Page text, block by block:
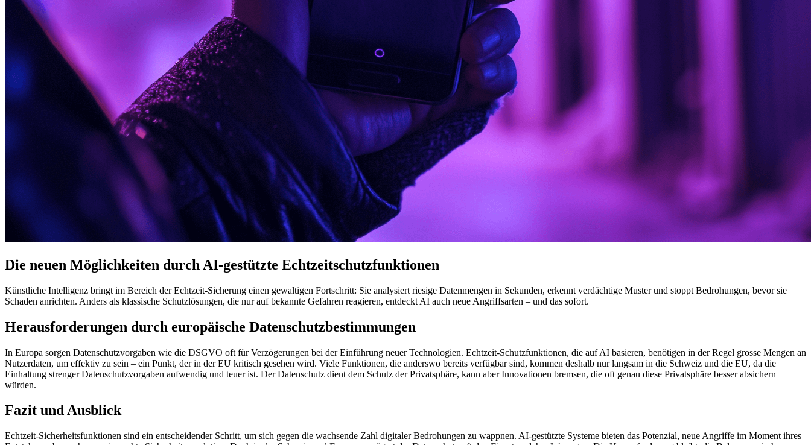
Die neuen Möglichkeiten durch AI-gestützte Echtzeitschutzfunktionen
Künstliche Intelligenz bringt im Bereich der Echtzeit-Sicherung einen gewaltigen Fortschritt: Sie analysiert riesige Datenmengen in Sekunden, erkennt verdächtige Muster und stoppt Bedrohungen, bevor sie
Schaden anrichten. Anders als klassische Schutzlösungen, die nur auf bekannte Gefahren reagieren, entdeckt AI auch neue Angriffsarten – und das sofort.
Herausforderungen durch europäische Datenschutzbestimmungen
In Europa sorgen Datenschutzvorgaben wie die DSGVO oft für Verzögerungen bei der Einführung neuer Technologien. Echtzeit-Schutzfunktionen, die auf AI basieren, benötigen in der Regel grosse Mengen an
Nutzerdaten, um effektiv zu sein – ein Punkt, der in der EU kritisch gesehen wird. Viele Funktionen, die anderswo bereits verfügbar sind, kommen deshalb nur langsam in die Schweiz und die EU, da die
Einhaltung strenger Datenschutzvorgaben aufwendig und teuer ist. Der Datenschutz dient dem Schutz der Privatsphäre, kann aber Innovationen bremsen, die oft genau diese Privatsphäre besser absichern
würden.
Fazit und Ausblick
Echtzeit-Sicherheitsfunktionen sind ein entscheidender Schritt, um sich gegen die wachsende Zahl digitaler Bedrohungen zu wappnen. AI-gestützte Systeme bieten das Potenzial, neue Angriffe im Moment ihres